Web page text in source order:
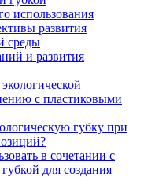
использования
развития
среды
и развития
с пластиковыми
губку при
в сочетании с
для создания